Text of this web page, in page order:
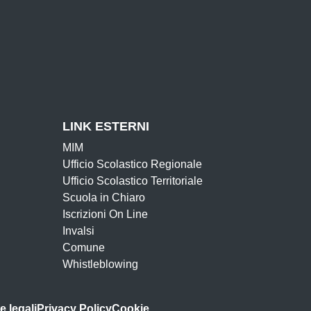
LINK ESTERNI
MIM
Ufficio Scolastico Regionale
Ufficio Scolastico Territoriale
Scuola in Chiaro
Iscrizioni On Line
Invalsi
Comune
Whistleblowing
legaliPrivacy PolicyCookie